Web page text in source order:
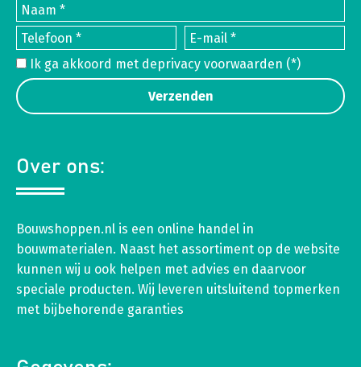
Ik ga akkoord met deprivacy voorwaarden (*)
Over ons:
Bouwshoppen.nl is een online handel in
bouwmaterialen. Naast het assortiment op de website
kunnen wij u ook helpen met advies en daarvoor
speciale producten. Wij leveren uitsluitend topmerken
met bijbehorende garanties